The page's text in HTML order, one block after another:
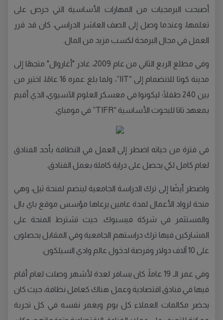
أصبحت البرمجيات من المهارات الأساسية التي حرص على
تعلمها، وعندما وصل إلى الصف العاشر الدراسي، كان قد قرر
العمل في مجال البرمجة لكسب مزيد من المال.
وفي مطلع الربع الثاني من عام 2009، غادر "أغاروال" متجهًا إلى
مدينة كوتا للانضمام إلى “IIT”، ولما بلغ عمره 16 عامًا، اختير من
بين 240 طفلًا؛ ليكونوا في معسكر العلوم الآسيوي، الذي أقيم
بمعهد تاتا للبحوث الأساسية “TIFR” في مومباي.
في فترة من حياته اضطر إلى العمل في النظافة بأحد الفنادق
لعام كامل لكي يحصل على دراية كاملة بعمل الفنادق.
واضطر أيضًا إلى ترك الدراسة الجامعية لينضم لمنحة ثيل، وهي
منحة لرواد الأعمال لمدة عامين يرعاها مؤسس موقع باي بال
والمستثمر في شركة فيسبوك. حيث تشترط المنحة على
المشاركين فيها ترك دراستهم الجامعية وفي المقابل يحصلون
على 10 آلاف دولار وفرصة لدخول عالم وادي السيلكون.
وفي عمر الـ 19 عاماً، كان يسافر لعدة لأشهر وصلت لعام أقام
فيها في فنادق اقتصادية وعمل هناك كعامل نظافة، حيث كان
يحضر مكالمات العملاء كل يوم ويغمر نفسه في كل تجربة